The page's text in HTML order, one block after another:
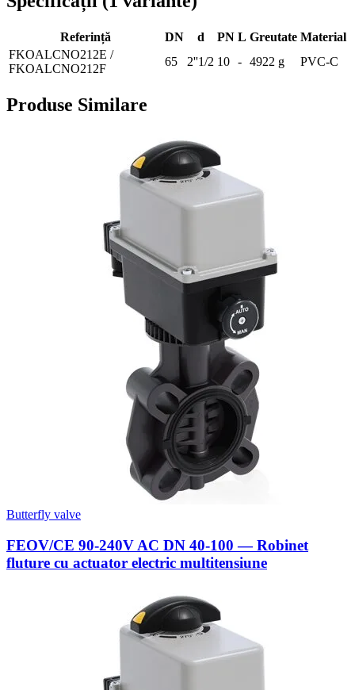
Referință DN d PN L Greutate Material
FKOALCNO212E /
FKOALCNO212F
65 2''1/2 10 - 4922 g PVC-C
Produse Similare
Butterfly valve
FEOV/CE 90-240V AC DN 40-100 — Robinet
fluture cu actuator electric multitensiune